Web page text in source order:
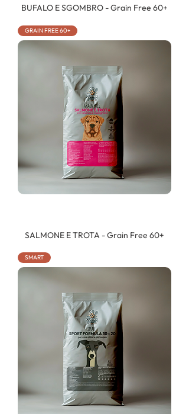
BUFALO E SGOMBRO - Grain Free 60+
GRAIN FREE 60+
SALMONE E TROTA - Grain Free 60+
SMART